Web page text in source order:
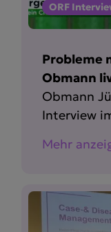
ORF
Probleme
Obmann
Obmann
Interview
Mehr